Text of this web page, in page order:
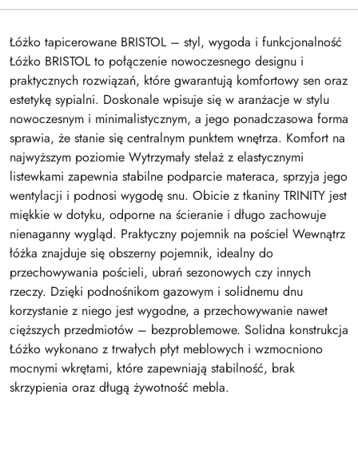
Łóżko tapicerowane BRISTOL – styl, wygoda i funkcjonalność
Łóżko BRISTOL to połączenie nowoczesnego designu i
praktycznych rozwiązań, które gwarantują komfortowy sen oraz
estetykę sypialni. Doskonale wpisuje się w aranżacje w stylu
nowoczesnym i minimalistycznym, a jego ponadczasowa forma
sprawia, że stanie się centralnym punktem wnętrza. Komfort na
najwyższym poziomie Wytrzymały stelaż z elastycznymi
listewkami zapewnia stabilne podparcie materaca, sprzyja jego
wentylacji i podnosi wygodę snu. Obicie z tkaniny TRINITY jest
miękkie w dotyku, odporne na ścieranie i długo zachowuje
nienaganny wygląd. Praktyczny pojemnik na pościel Wewnątrz
łóżka znajduje się obszerny pojemnik, idealny do
przechowywania pościeli, ubrań sezonowych czy innych
rzeczy. Dzięki podnośnikom gazowym i solidnemu dnu
korzystanie z niego jest wygodne, a przechowywanie nawet
cięższych przedmiotów – bezproblemowe. Solidna konstrukcja
Łóżko wykonano z trwałych płyt meblowych i wzmocniono
mocnymi wkrętami, które zapewniają stabilność, brak
skrzypienia oraz długą żywotność mebla.